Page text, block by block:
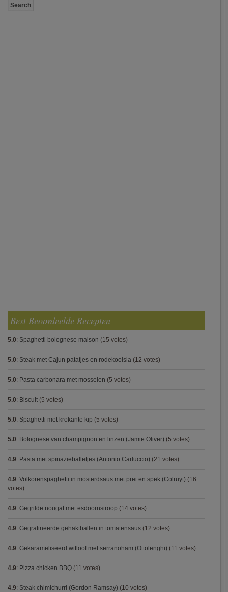
Best Beoordeelde Recepten
5.0: Spaghetti bolognese maison (15 votes)
5.0: Steak met Cajun patatjes en rodekoolsla (12 votes)
5.0: Pasta carbonara met mosselen (5 votes)
5.0: Biscuit (5 votes)
5.0: Spaghetti met krokante kip (5 votes)
5.0: Bolognese van champignon en linzen (Jamie Oliver) (5 votes)
4.9: Pasta met spinazieballetjes (Antonio Carluccio) (21 votes)
4.9: Volkorenspaghetti in mosterdsaus met prei en spek (Colruyt) (16
votes)
4.9: Gegrilde nougat met esdoornsiroop (14 votes)
4.9: Gegratineerde gehaktballen in tomatensaus (12 votes)
4.9: Gekarameliseerd witloof met serranoham (Ottolenghi) (11 votes)
4.9: Pizza chicken BBQ (11 votes)
4.9: Steak chimichurri (Gordon Ramsay) (10 votes)